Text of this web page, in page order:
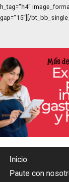
h_tag="h4"
gap="15"][/
Inicio
Paute con